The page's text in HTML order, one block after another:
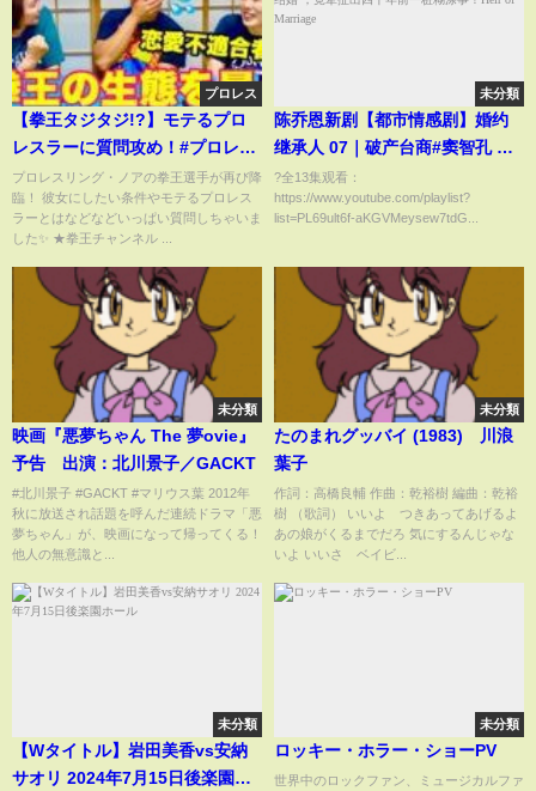
プロレス
【拳王タジタジ!?】モテるプロ
レスラーに質問攻め！#プロレス
リングノア ＃拳王 #プロレス
プロレスリング・ノアの拳王選手が再び降
臨！ 彼女にしたい条件やモテるプロレス
ラーとはなどなどいっぱい質問しちゃいま
した✨ ★拳王チャンネル ...
未分類
陈乔恩新剧【都市情感剧】婚约
继承人 07｜破产台商#窦智孔 ，
被迫与首富千金#陈乔恩 假结婚
，竟牵扯出四十年前一桩糊涂
事！Heir of Marriage
?全13集观看：
https://www.youtube.com/playlist?
list=PL69ult6f-aKGVMeysew7tdG...
未分類
映画『悪夢ちゃん The 夢ovie』
予告 出演：北川景子／GACKT
#北川景子 #GACKT #マリウス葉 2012年
秋に放送され話題を呼んだ連続ドラマ「悪
夢ちゃん」が、映画になって帰ってくる！
他人の無意識と...
未分類
たのまれグッバイ (1983) 川浪
葉子
作詞：高橋良輔 作曲：乾裕樹 編曲：乾裕
樹 （歌詞） いいよ つきあってあげるよ
あの娘がくるまでだろ 気にするんじゃな
いよ いいさ ベイビ...
未分類
【Wタイトル】岩田美香vs安納
サオリ 2024年7月15日後楽園ホ
未分類
ロッキー・ホラー・ショーPV
世界中のロックファン、ミュージカルファ